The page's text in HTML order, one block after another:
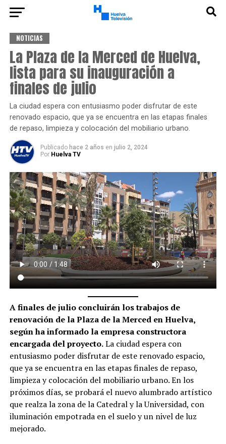
NOTICIAS
La Plaza de la Merced de Huelva,
lista para su inauguración a
finales de julio
La ciudad espera con entusiasmo poder disfrutar de este
renovado espacio, que ya se encuentra en las etapas finales
de repaso, limpieza y colocación del mobiliario urbano.
Publicado hace 2 años en julio 2, 2024
Por Huelva TV
A finales de julio concluirán los trabajos de
renovación de la Plaza de la Merced en Huelva,
según ha informado la empresa constructora
encargada del proyecto.La ciudad espera con
entusiasmo poder disfrutar de este renovado espacio,
que ya se encuentra en las etapas finales de repaso,
limpieza y colocación del mobiliario urbano. En los
próximos días, se probará el nuevo alumbrado artístico
que realza la zona de la Catedral y la Universidad, con
iluminación empotrada en el suelo y un nivel de luz
mejorado.